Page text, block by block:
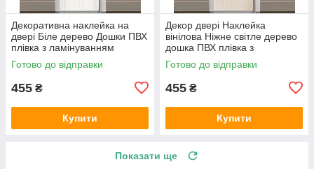
Декоративна наклейка на
двері Біле дерево Дошки ПВХ
плівка з ламінуванням
600х1800 мм Текстура Сірий
Готово до відправки
455 ₴
Купити
Декор двері Наклейка
вінілова Ніжне світле дерево
дошка ПВХ плівка з
ламінуванням 600х1800 мм
Текстура Бежевий
Готово до відправки
455 ₴
Купити
Показати ще